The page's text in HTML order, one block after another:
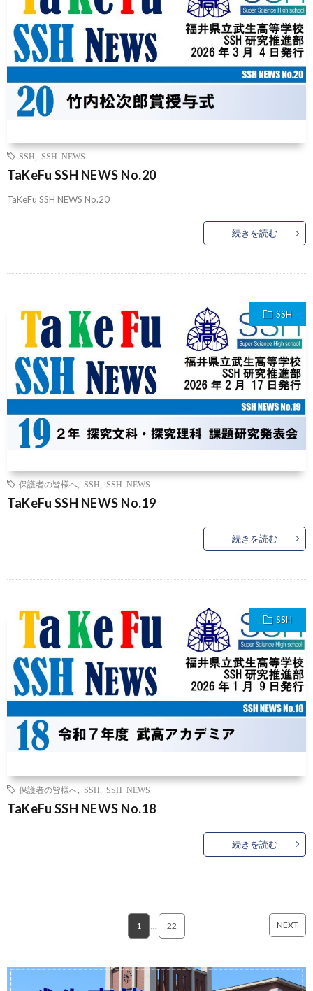
SSH SSH NEWS
TaKeFu SSH NEWS No.20
TaKeFu SSH NEWS No.20
続きを読む
SSH
保護者の皆様へ SSH SSH NEWS
TaKeFu SSH NEWS No.19
続きを読む
SSH
保護者の皆様へ SSH SSH NEWS
TaKeFu SSH NEWS No.18
続きを読む
1 22 NEXT